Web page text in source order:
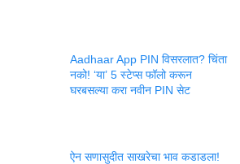
Aadhaar App PIN विसरलात? चिंता
नको! ‘या’ 5 स्टेप्स फॉलो करून
घरबसल्या करा नवीन PIN सेट
ऐन सणासुदीत साखरेचा भाव कडाडला!